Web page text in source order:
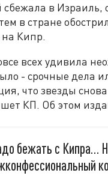
в Израиль,
в стране
на Кипр.
всех удивила
- срочные дела
что звезды
КП. Об этом
бежать с Кипра…